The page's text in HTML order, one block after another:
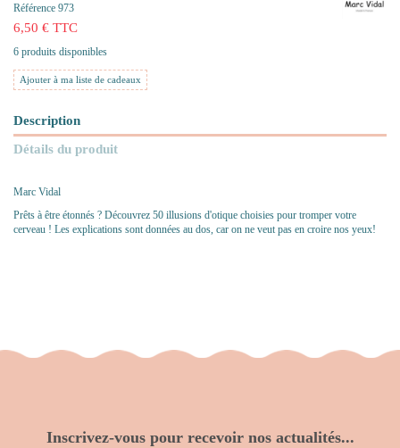
Référence 973
6,50 € TTC
6 produits disponibles
Ajouter à ma liste de cadeaux
Description
Détails du produit
Marc Vidal
Prêts à être étonnés ? Découvrez 50 illusions d'otique choisies pour tromper votre
cerveau ! Les explications sont données au dos, car on ne veut pas en croire nos yeux!
Inscrivez-vous pour recevoir nos actualités...